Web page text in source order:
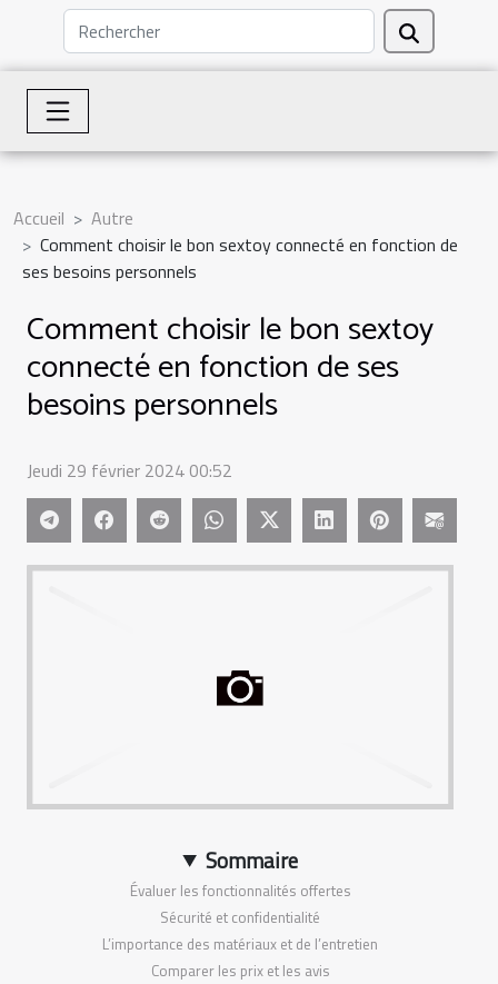
Accueil
Autre
Comment choisir le bon sextoy connecté en fonction de
ses besoins personnels
Comment choisir le bon sextoy
connecté en fonction de ses
besoins personnels
Jeudi 29 février 2024 00:52
Sommaire
Évaluer les fonctionnalités offertes
Sécurité et confidentialité
L’importance des matériaux et de l’entretien
Comparer les prix et les avis